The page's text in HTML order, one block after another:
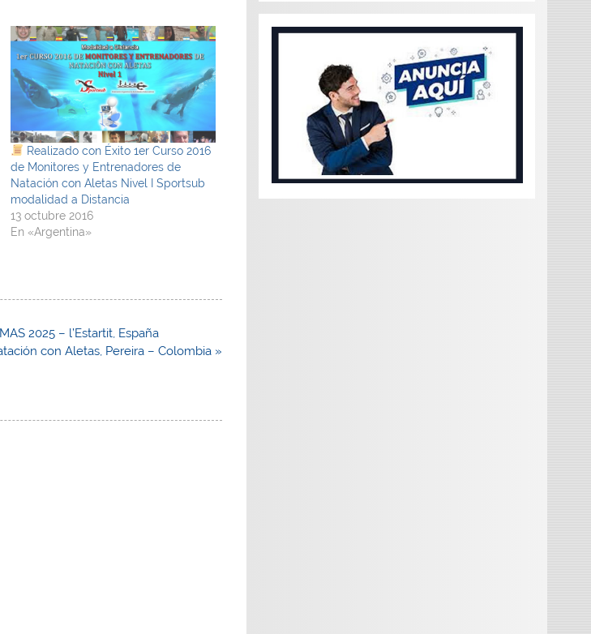
Realizado con Éxito 1er Curso 2016
de Monitores y Entrenadores de
Natación con Aletas Nivel I Sportsub
modalidad a Distancia
13 octubre 2016
En «Argentina»
2025 – l’Estartit, España
con Aletas, Pereira – Colombia »